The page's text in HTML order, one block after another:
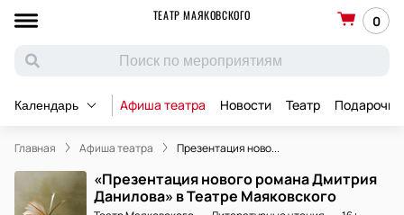
ТЕАТР МАЯКОВСКОГО 0
Календарь Афиша театра Новости Театр
Главная Афиша театра Презентация ново...
«Презентация нового романа Дмитрия
Данилова» в Театре Маяковского